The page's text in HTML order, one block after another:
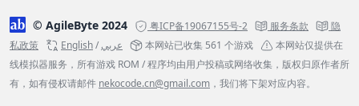
© AgileByte 2024 粤ICP备19067155号-2 服务条款
隐
私政策
English/عربي 本网站已收集 561 个游戏
本网站仅提供在
线模拟器服务，所有游戏 ROM / 程序均由用户投稿或网络收集，版权归原作者所
有，如有侵权请邮件 nekocode.cn@gmail.com ，我们将下架对应内容。